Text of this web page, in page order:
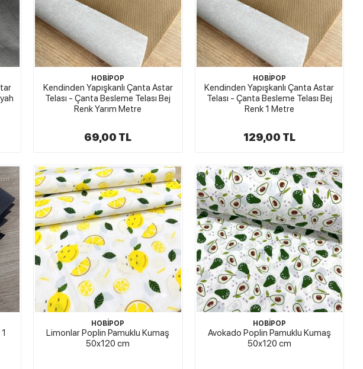
HOBİPOP
Kendinden Yapışkanlı Çanta Astar
Telası - Çanta Besleme Telası Bej
Renk Yarım Metre
69,00 TL
HOBİPOP
Kendinden Yapışkanlı Çanta Astar
Telası - Çanta Besleme Telası Bej
Renk 1 Metre
129,00 TL
HOBİPOP
Limonlar Poplin Pamuklu Kumaş
50x120 cm
HOBİPOP
Avokado Poplin Pamuklu Kumaş
50x120 cm